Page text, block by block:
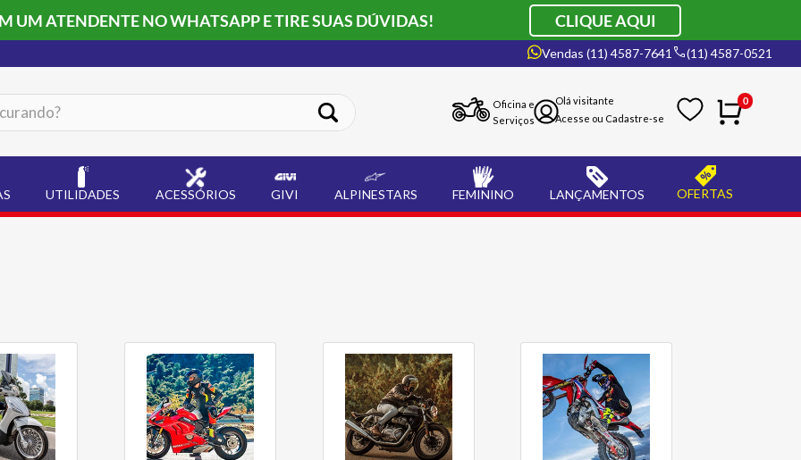
UM ATENDENTE NO WHATSAPP E TIRE SUAS DÚVIDAS! CLIQUE AQUI
Vendas (11) 4587-7641 (11) 4587-0521
Oficina e
Serviços
0
UTILIDADES ACESSÓRIOS GIVI ALPINESTARS FEMININO LANÇAMENTOS OFERTAS